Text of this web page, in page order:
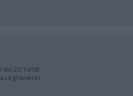
del 23/10/08
Legnanese)